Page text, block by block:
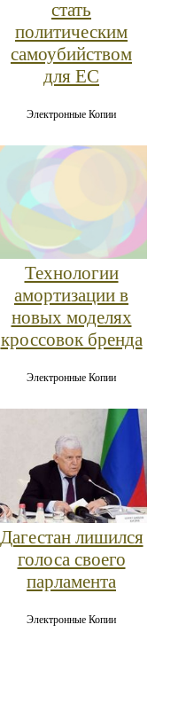
стать
политическим
самоубийством
для ЕС
Электронные Копии
Технологии
амортизации в
новых моделях
кроссовок бренда
Электронные Копии
Дагестан лишился
голоса своего
парламента
Электронные Копии